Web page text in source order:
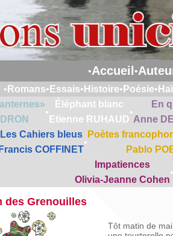
•Accueil •
• Romans• Essais• Histoire• Poésie•
•
Éléphant blanc
Etienne RUHAUD
•
En
Anne
Les Cahiers bleus
Francis COFFINET
•
Poètes
Pablo
Impatiences
Olivia-Jeanne Cohen
•
des Grenouilles
Tôt matin de mai